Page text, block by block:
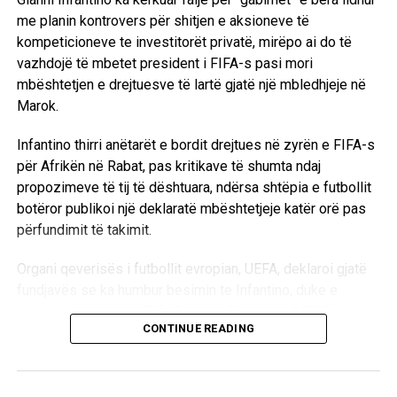
hapë rrugën negociatave.
Sipas raportimit, Deco pritet të kërkojë një takim me
Miguel Ángel Gil Marín gjatë ditëve në vijim. Ky takim mund
të jetë vendimtar për të ardhmen e transferimit, pasi
Barcelona do të vendosë nëse do të dorëzojë zyrtarisht
ofertën prej 115 milionë eurosh ose do të tërhiqet nga
gara nëse Atletico Madridi vazhdon të refuzojë çdo
mundësi negociatash.
D.L
me planin kontrovers për shitjen e aksioneve të
kompeticioneve te investitorët privatë, mirëpo ai do të
vazhdojë të mbetet president i FIFA-s pasi mori
mbështetjen e drejtuesve të lartë gjatë një mbledhjeje në
Marok.
Infantino thirri anëtarët e bordit drejtues në zyrën e FIFA-s
për Afrikën në Rabat, pas kritikave të shumta ndaj
propozimeve të tij të dështuara, ndërsa shtëpia e futbollit
botëror publikoi një deklaratë mbështetjeje katër orë pas
përfundimit të takimit.
Organi qeverisës i futbollit evropian, UEFA, deklaroi gjatë
cilësuar propozimin “Fifa Forward Enterprise” (FFE) si një
“marrëveshje me dyer të mbyllura, të paqartë dhe të
CONTINUE READING